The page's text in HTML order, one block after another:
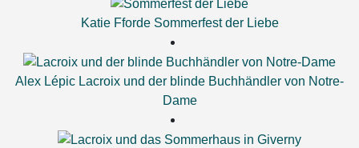
Katie Fforde Sommerfest der Liebe
Alex Lépic Lacroix und der blinde Buchhändler von Notre-
Dame